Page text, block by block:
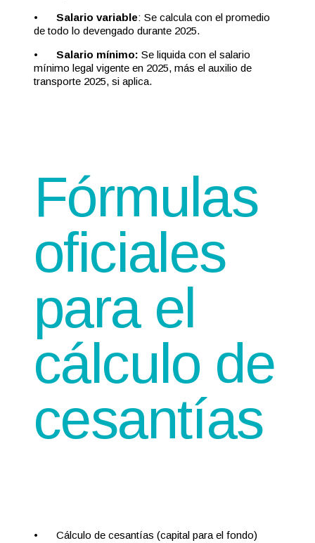
• Salario variable: Se calcula con el promedio
de todo lo devengado durante 2025.
• Salario mínimo: Se liquida con el salario
mínimo legal vigente en 2025, más el auxilio de
transporte 2025, si aplica.
Fórmulas
oficiales
para el
cálculo de
cesantías
• Cálculo de cesantías (capital para el fondo)